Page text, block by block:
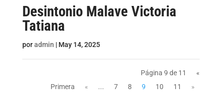
Desintonio Malave Victoria
Tatiana
poradmin | May 14, 2025
Página 9 de 11
«
Primera
« ... 7 8 9 10 11 »